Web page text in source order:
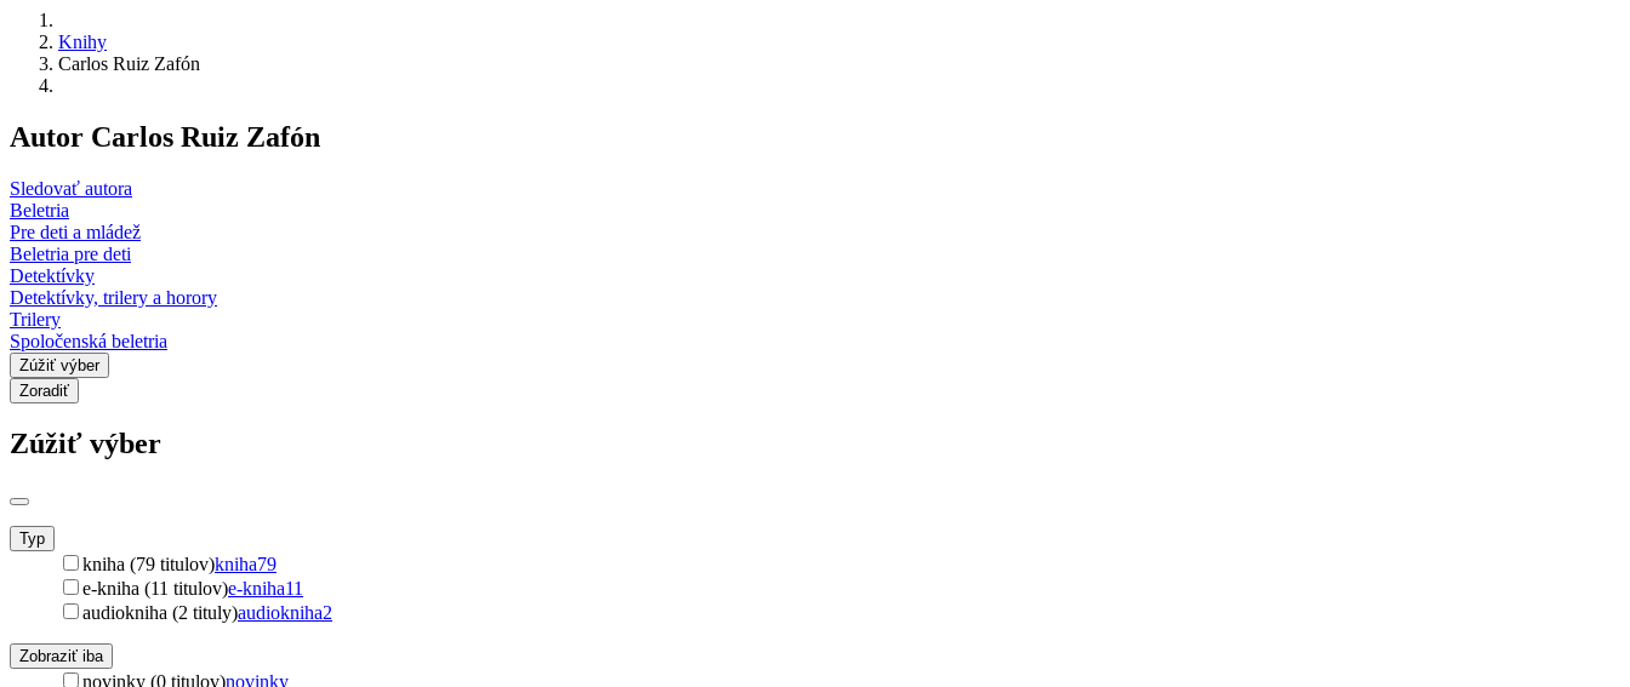
Knihy
Carlos Ruiz Zafón
Autor Carlos Ruiz Zafón
Sledovať autora
Beletria
Pre deti a mládež
Beletria pre deti
Detektívky
Detektívky, trilery a horory
Trilery
Spoločenská beletria
Zúžiť výber
Zoradiť
Zúžiť výber
Typ
kniha (79 titulov)kniha79
e-kniha (11 titulov)e-kniha11
audiokniha (2 tituly)audiokniha2
Zobraziť iba
novinky (0 titulov)novinky